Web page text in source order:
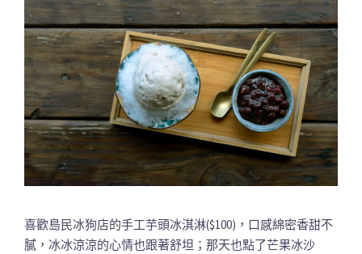
喜歡島民冰狗店的手工芋頭冰淇淋($100)，口感綿密香甜不
膩，冰冰涼涼的心情也跟著舒坦；那天也點了芒果冰沙